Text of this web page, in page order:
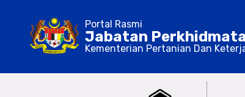
Portal Rasmi
Jabatan
Kementerian Pertanian Dan